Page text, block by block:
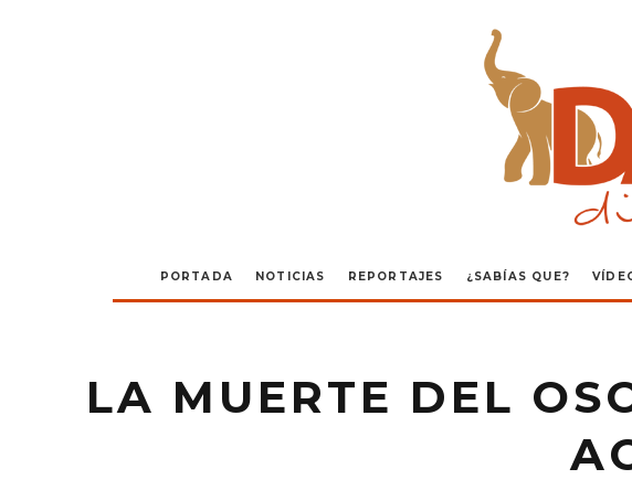
PORTADA NOTICIAS REPORTAJES ¿SABÍAS QUE?
LA MUERTE DEL